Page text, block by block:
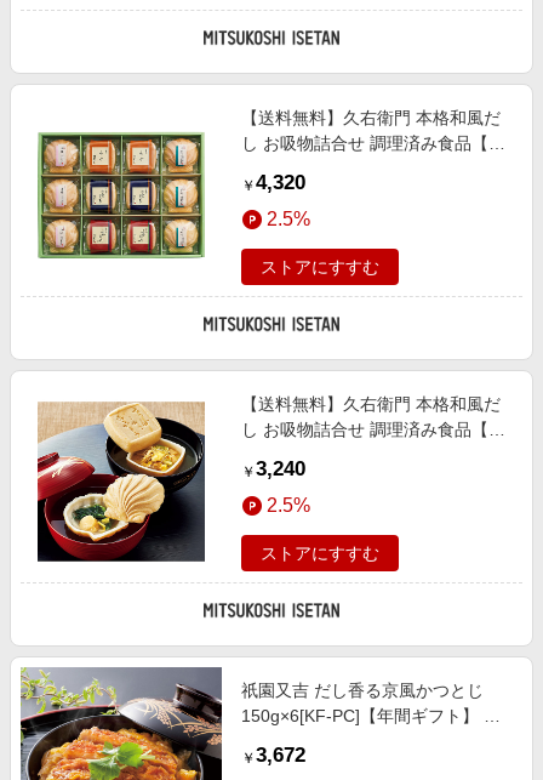
【送料無料】久右衛門 本格和風だ
し お吸物詰合せ 調理済み食品【ギ
式】
￥ 4,320
2.5%
ストアにすすむ
【送料無料】久右衛門 本格和風だ
し お吸物詰合せ 調理済み食品【ギ
式】
￥ 3,240
2.5%
ストアにすすむ
祇園又吉 だし香る京風かつとじ
150g×6[KF-PC]【年間ギフト】 惣
￥ 3,672